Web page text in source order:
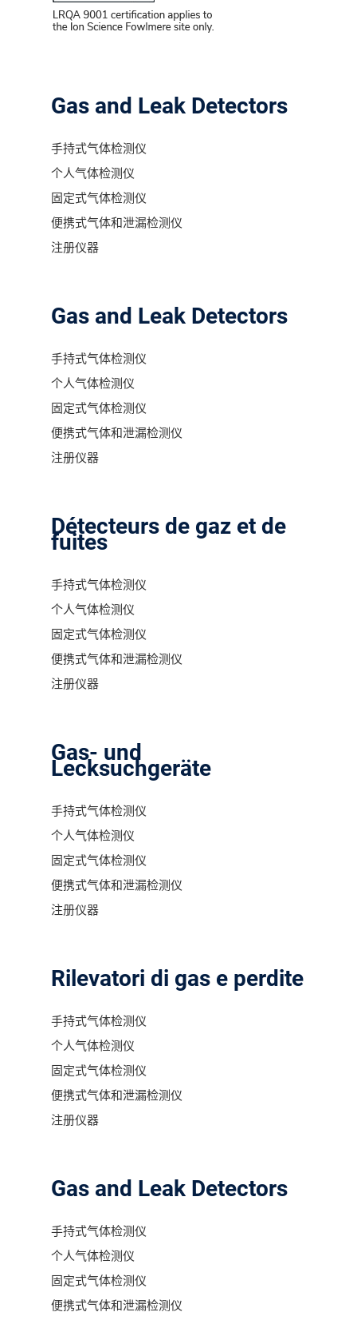
Gas and Leak Detectors
手持式气体检测仪
个人气体检测仪
固定式气体检测仪
便携式气体和泄漏检测仪
注册仪器
Gas and Leak Detectors
手持式气体检测仪
个人气体检测仪
固定式气体检测仪
便携式气体和泄漏检测仪
注册仪器
Détecteurs de gaz et de
fuites
手持式气体检测仪
个人气体检测仪
固定式气体检测仪
便携式气体和泄漏检测仪
注册仪器
Gas- und
Lecksuchgeräte
手持式气体检测仪
个人气体检测仪
固定式气体检测仪
便携式气体和泄漏检测仪
注册仪器
Rilevatori di gas e perdite
手持式气体检测仪
个人气体检测仪
固定式气体检测仪
便携式气体和泄漏检测仪
注册仪器
Gas and Leak Detectors
手持式气体检测仪
个人气体检测仪
固定式气体检测仪
便携式气体和泄漏检测仪
联系我们